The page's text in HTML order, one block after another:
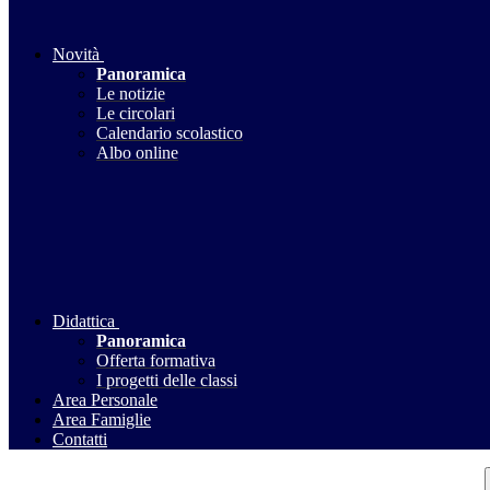
Novità
Panoramica
Le notizie
Le circolari
Calendario scolastico
Albo online
Didattica
Panoramica
Offerta formativa
I progetti delle classi
Area Personale
Area Famiglie
Contatti